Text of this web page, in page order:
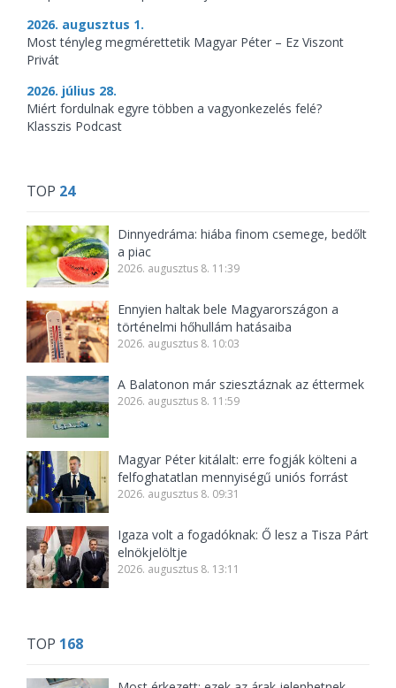
2026. augusztus 1.
Most tényleg megmérettetik Magyar Péter – Ez Viszont
Privát
2026. július 28.
Miért fordulnak egyre többen a vagyonkezelés felé?
Klasszis Podcast
TOP 24
Dinnyedráma: hiába finom csemege, bedőlt
a piac
2026. augusztus 8. 11:39
Ennyien haltak bele Magyarországon a
történelmi hőhullám hatásaiba
2026. augusztus 8. 10:03
A Balatonon már sziesztáznak az éttermek
2026. augusztus 8. 11:59
Magyar Péter kitálalt: erre fogják költeni a
felfoghatatlan mennyiségű uniós forrást
2026. augusztus 8. 09:31
Igaza volt a fogadóknak: Ő lesz a Tisza Párt
elnökjelöltje
2026. augusztus 8. 13:11
TOP 168